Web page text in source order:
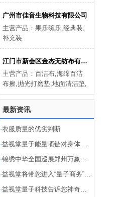
广州市佳音生物科技有限公司
主营产品：果乐碗乐,经典装,
补充装
江门市新会区金杰无纺布有限公司
主营产品：百洁布,海绵百洁
布擦,抛光打磨垫,地面清洁垫,
百洁布浴缸刷
最新资讯
·衣服质量的优劣判断
·益视堂量子能量项链对身体的好处
·锦绣中华全国巡展郑州万象城站
·益视堂将带您进入“量子商务”时代！
·益视堂量子科技告诉您神奇量子的绝技和怪癖